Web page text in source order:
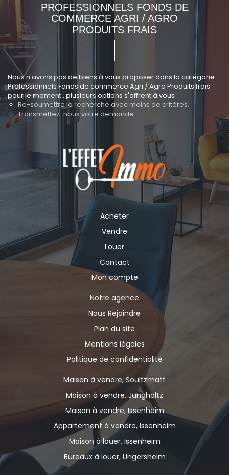
PROFESSIONNELS FONDS DE
COMMERCE AGRI / AGRO
PRODUITS FRAIS
Nous n'avons pas de biens à vous proposer dans la catégorie
Professionnels Fonds de commerce Agri / Agro Produits frais
pour le moment , plusieurs options s'offrent à vous :
Re-soumettre la recherche avec moins de critères.
Transmettez-nous votre demande
Acheter
Vendre
Louer
Contact
Mon compte
Notre agence
Nous Rejoindre
Plan du site
Mentions légales
Politique de confidentialité
Maison à vendre, Soultzmatt
Maison à vendre, Jungholtz
Maison à vendre, Issenheim
Appartement à vendre, Issenheim
Maison à louer, Issenheim
Bureaux à louer, Ungersheim